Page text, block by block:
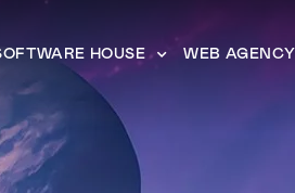
HOUSE WEB AGENCY